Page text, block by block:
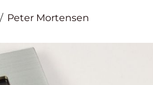
Peter Mortensen